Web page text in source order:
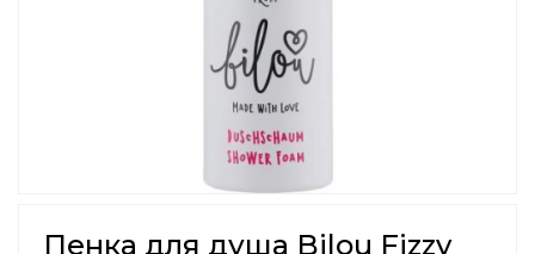
Пенка для душа Bilou Fizzy